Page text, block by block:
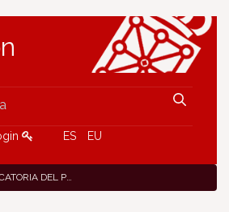
ES EU
RECÍPROCO CON FRANCIA PARA ALUMNADO DE 3º DE ESO, CURSO 2024-2025